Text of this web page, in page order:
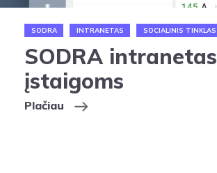
SODRA INTRANETAS SOCIALINIS TINKLAS
SODRA intranetas
įstaigoms
Plačiau